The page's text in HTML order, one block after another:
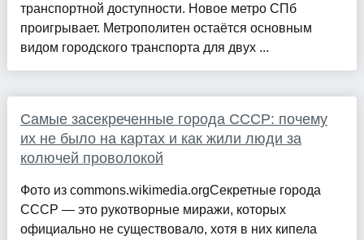
транспортной доступности. Новое метро СПб
проигрывает. Метрополитен остаётся основным
видом городского транспорта для двух ...
Самые засекреченные города СССР: почему
их не было на картах и как жили люди за
колючей проволокой
Фото из commons.wikimedia.orgСекретные города
СССР — это рукотворные миражи, которых
официально не существовало, хотя в них кипела